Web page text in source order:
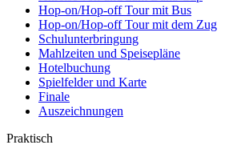
Hop-on/Hop-off Tour mit Bus
Hop-on/Hop-off Tour mit dem Zug
Schulunterbringung
Mahlzeiten und Speisepläne
Hotelbuchung
Spielfelder und Karte
Finale
Auszeichnungen
Praktisch